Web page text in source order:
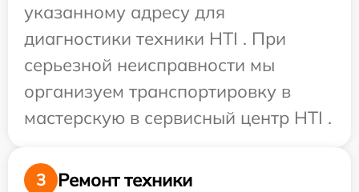
указанному адресу для
диагностики техники HTI . При
серьезной неисправности мы
организуем транспортировку в
мастерскую в сервисный центр HTI .
3
Ремонт техники